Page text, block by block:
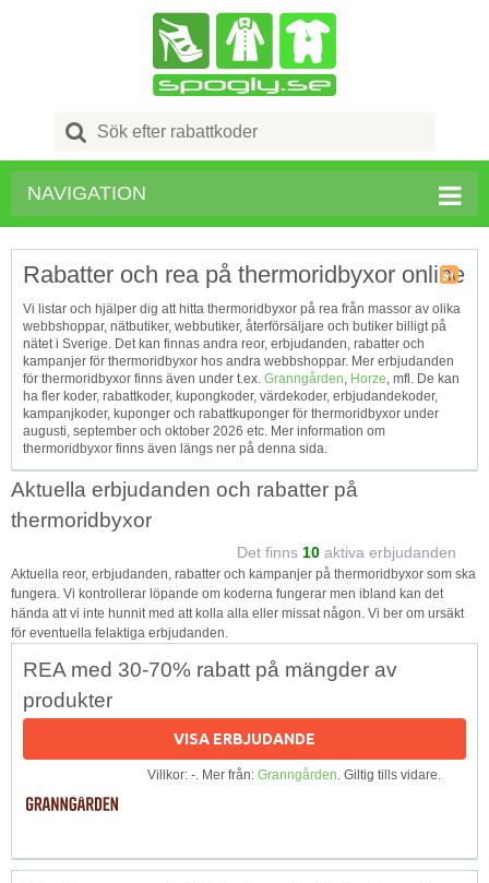
Search
for:
NAVIGATION
Tagg
Rabatter och rea på thermoridbyxor online
Vi listar och hjälper dig att hitta thermoridbyxor på rea från massor av olika
webbshoppar, nätbutiker, webbutiker, återförsäljare och butiker billigt på
nätet i Sverige. Det kan finnas andra reor, erbjudanden, rabatter och
kampanjer för thermoridbyxor hos andra webbshoppar. Mer erbjudanden
för thermoridbyxor finns även under t.ex. Granngården, Horze, mfl. De kan
ha fler koder, rabattkoder, kupongkoder, värdekoder, erbjudandekoder,
kampanjkoder, kuponger och rabattkuponger för thermoridbyxor under
augusti, september och oktober 2026 etc. Mer information om
thermoridbyxor finns även längs ner på denna sida.
Aktuella erbjudanden och rabatter på
thermoridbyxor
Det finns 10 aktiva erbjudanden
Aktuella reor, erbjudanden, rabatter och kampanjer på thermoridbyxor som ska
fungera. Vi kontrollerar löpande om koderna fungerar men ibland kan det
hända att vi inte hunnit med att kolla alla eller missat någon. Vi ber om ursäkt
för eventuella felaktiga erbjudanden.
REA med 30-70% rabatt på mängder av
produkter
VISA ERBJUDANDE
Villkor: -. Mer från: Granngården. Giltig tills vidare.